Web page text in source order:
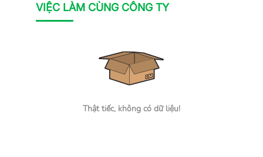
VIỆC LÀM CÙNG CÔNG TY
Thật tiếc, không có dữ liệu!